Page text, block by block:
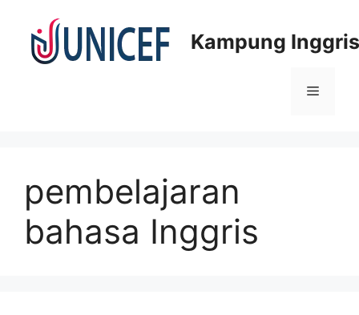
content
Kampung
Menu
pembelajaran
bahasa Inggris